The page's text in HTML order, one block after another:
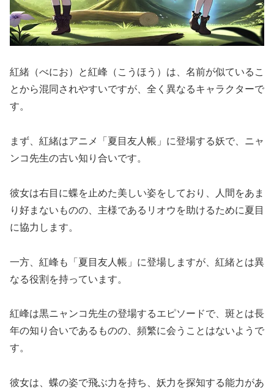
紅緒（べにお）と紅峰（こうほう）は、名前が似ているこ
とから混同されやすいですが、全く異なるキャラクターで
す。
まず、紅緒はアニメ「夏目友人帳」に登場する妖で、ニャ
ンコ先生の古い知り合いです。
彼女は右目に蝶を止めた美しい姿をしており、人間をあま
り好まないものの、主様であるリオウを助けるために夏目
に協力します。
一方、紅峰も「夏目友人帳」に登場しますが、紅緒とは異
なる役割を持っています。
紅峰は黒ニャンコ先生の登場するエピソードで、斑とは長
年の知り合いであるものの、頻繁に会うことはないようで
す。
彼女は、蝶の姿で飛ぶ力を持ち、妖力を探知する能力があ